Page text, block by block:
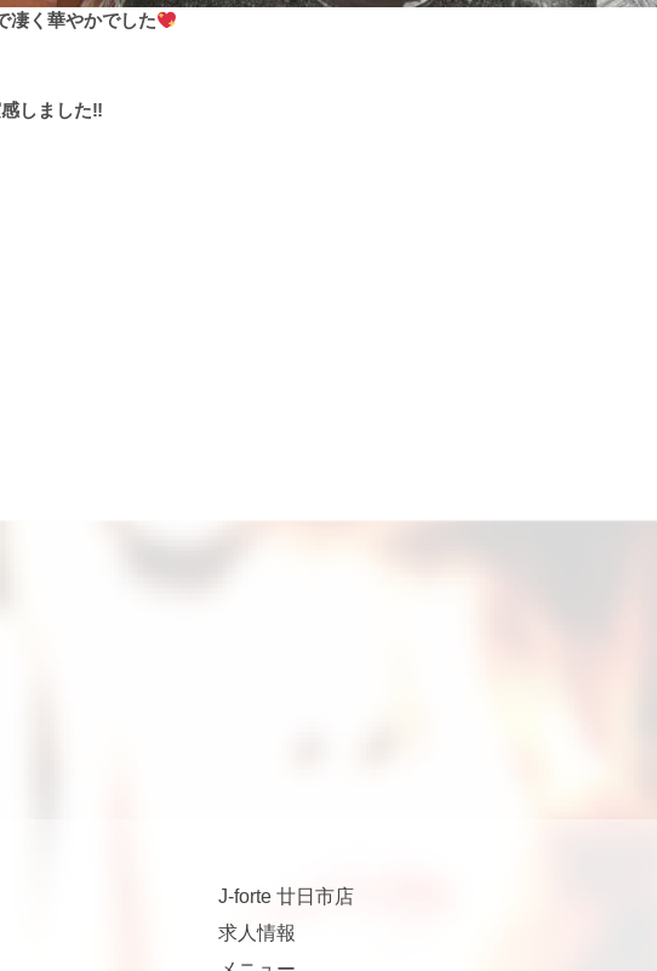
凄く華やかでした
しました‼︎
J-forte 廿日市店
求人情報